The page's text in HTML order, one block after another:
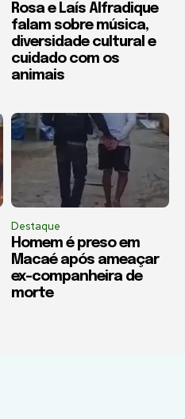
Rosa e Laís Alfradique
falam sobre música,
diversidade cultural e
cuidado com os
animais
Destaque
Homem é preso em
Macaé após ameaçar
ex-companheira de
morte